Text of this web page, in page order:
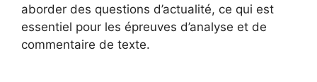
aborder des questions d’actualité, ce qui est
essentiel pour les épreuves d’analyse et de
commentaire de texte.